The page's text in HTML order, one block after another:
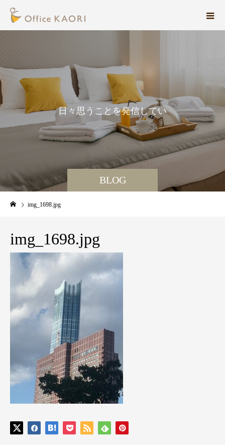
BLOG
日々思うことを発信しています。
img_1698.jpg
img_1698.jpg